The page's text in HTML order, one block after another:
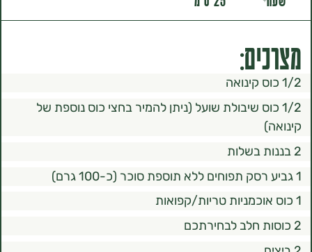
שיבולת שועל (ניתן להמיר בחצי כוס נוספת של